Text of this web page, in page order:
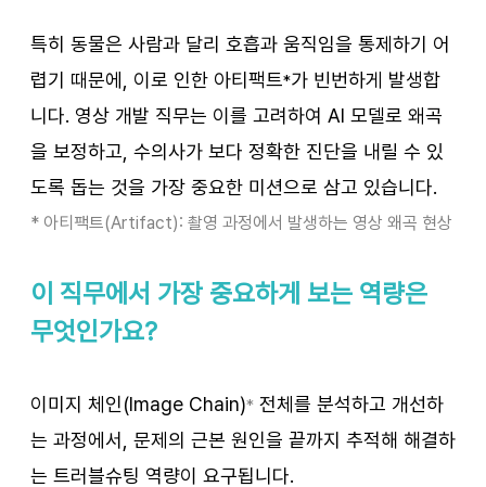
특히 동물은 사람과 달리 호흡과 움직임을 통제하기 어
렵기 때문에, 이로 인한 아티팩트*가 빈번하게 발생합
니다. 영상 개발 직무는 이를 고려하여 AI 모델로 왜곡
을 보정하고, 수의사가 보다 정확한 진단을 내릴 수 있
도록 돕는 것을 가장 중요한 미션으로 삼고 있습니다.
* 아티팩트(Artifact): 촬영 과정에서 발생하는 영상 왜곡 현상
이 직무에서 가장 중요하게 보는 역량은
무엇인가요?
이미지 체인(Image Chain)* 전체를 분석하고 개선하
는 과정에서, 문제의 근본 원인을 끝까지 추적해 해결하
는 트러블슈팅 역량이 요구됩니다.